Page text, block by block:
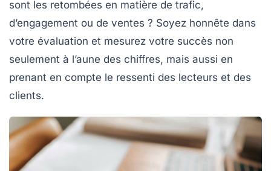
sont les retombées en matière de trafic,
d’engagement ou de ventes ? Soyez honnête dans
votre évaluation et mesurez votre succès non
seulement à l’aune des chiffres, mais aussi en
prenant en compte le ressenti des lecteurs et des
clients.